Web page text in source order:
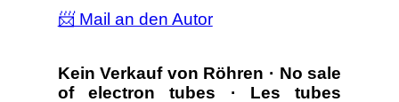
📨 Mail an den Autor
Kein Verkauf von Röhren · No sale
of electron tubes · Les tubes